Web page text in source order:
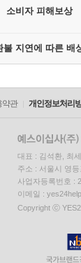
소비자 피해보상
불 지연에 따른 배
약관 개인정보처리
대표 : 김석환, 최
주소 : 서울시 영
사업자등록번호 :
이메일 :
Copyright ⓒ